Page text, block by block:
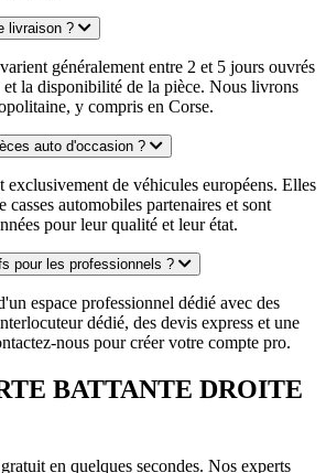
livraison ?
généralement entre 2 et 5 jours ouvrés
la disponibilité de la pièce. Nous livrons
y compris en Corse.
auto d'occasion ?
exclusivement de véhicules européens. Elles
casses automobiles partenaires et sont
pour leur qualité et leur état.
pour les professionnels ?
espace professionnel dédié avec des
dédié, des devis express et une
nous pour créer votre compte pro.
BATTANTE DROITE
en quelques secondes. Nos experts